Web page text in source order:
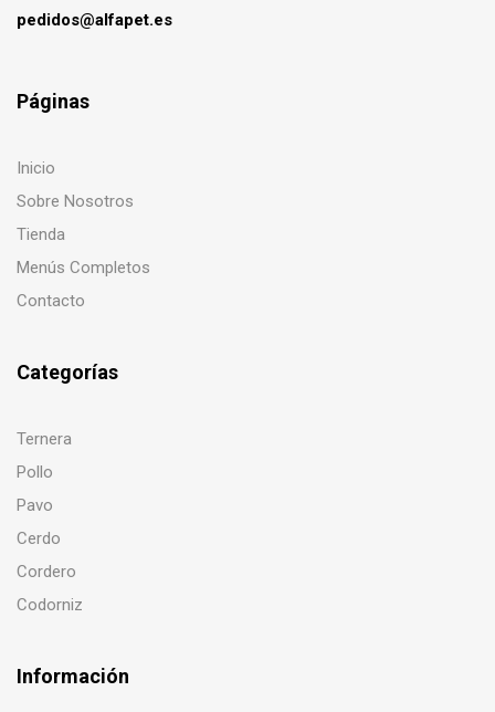
pedidos@alfapet.es
Páginas
Inicio
Sobre Nosotros
Tienda
Menús Completos
Contacto
Categorías
Ternera
Pollo
Pavo
Cerdo
Cordero
Codorniz
Información